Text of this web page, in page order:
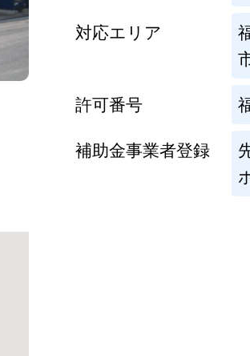
対応エリア
許可番号
補助金事業者登録